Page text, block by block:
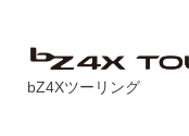
bZ4Xツーリング